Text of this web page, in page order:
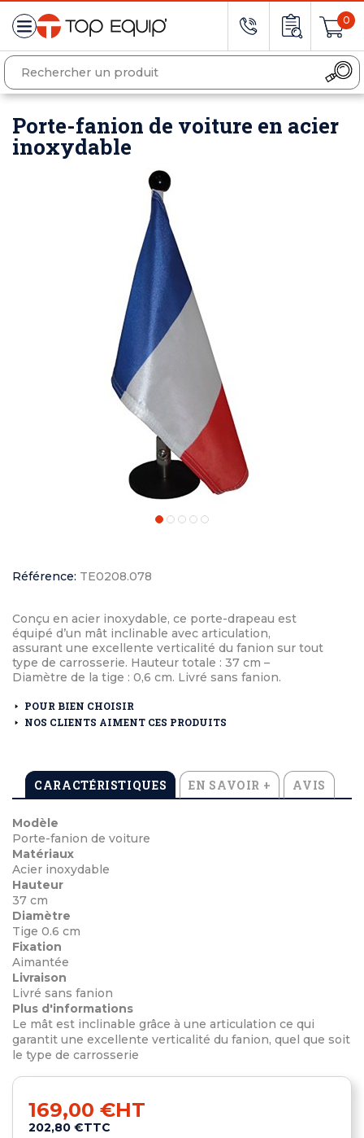
0
Porte-fanion de voiture en acier
inoxydable
Référence: TE0208.078
Conçu en acier inoxydable, ce porte-drapeau est
équipé d’un mât inclinable avec articulation,
assurant une excellente verticalité du fanion sur tout
type de carrosserie. Hauteur totale : 37 cm –
Diamètre de la tige : 0,6 cm. Livré sans fanion.
POUR BIEN CHOISIR
NOS CLIENTS AIMENT CES PRODUITS
CARACTÉRISTIQUES EN SAVOIR + AVIS
Modèle
Porte-fanion de voiture
Matériaux
Acier inoxydable
Hauteur
37 cm
Diamètre
Tige 0.6 cm
Fixation
Aimantée
Livraison
Livré sans fanion
Plus d'informations
Le mât est inclinable grâce à une articulation ce qui
garantit une excellente verticalité du fanion, quel que soit
le type de carrosserie
169,00 €HT
202,80 €TTC